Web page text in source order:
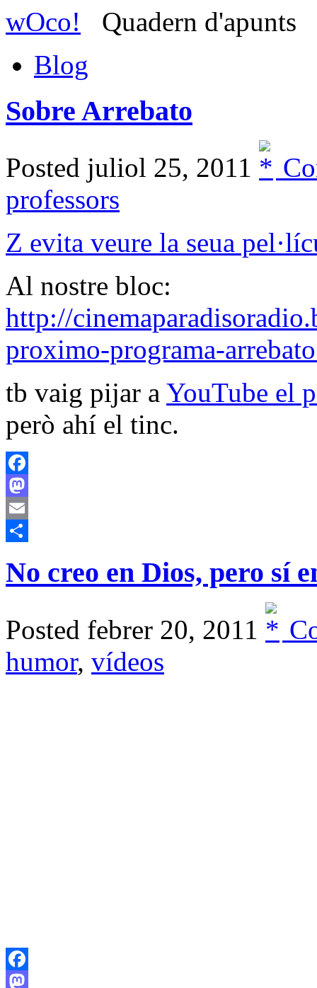
wOco!
Quadern d'apunts
Blog
Sobre Arrebato
Posted juliol 25, 2011
professors
Z evita veure la seua
Al nostre bloc:
http://
proximo-programa-
tb vaig pijar a YouTube el
però ahí el tinc.
Facebook
Mastodon
Email
No creo en Dios, pero sí
Posted febrer 20, 2011
humor, vídeos
Facebook